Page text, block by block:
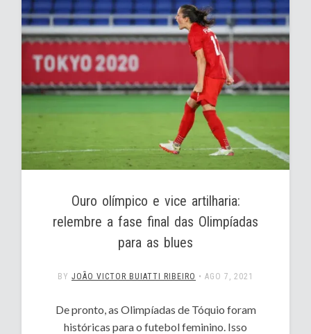
Ouro olímpico e vice artilharia:
relembre a fase final das Olimpíadas
para as blues
BY JOÃO VICTOR BUIATTI RIBEIRO • AGO 7, 2021
De pronto, as Olimpíadas de Tóquio foram
históricas para o futebol feminino. Isso